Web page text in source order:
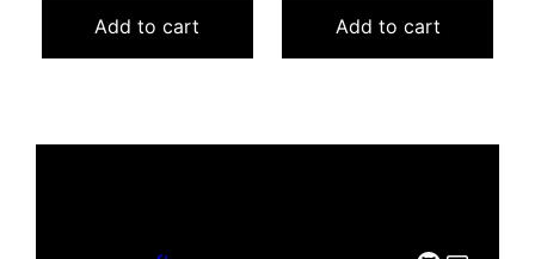
Add to cart Add to cart